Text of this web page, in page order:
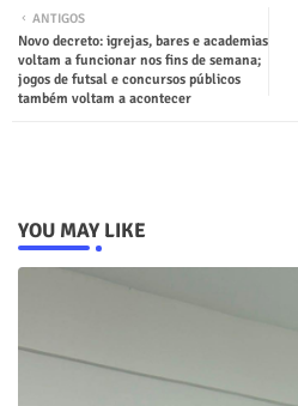
ANTIGOS
Novo decreto: igrejas, bares e academias
voltam a funcionar nos fins de semana;
jogos de futsal e concursos públicos
também voltam a acontecer
YOU MAY LIKE